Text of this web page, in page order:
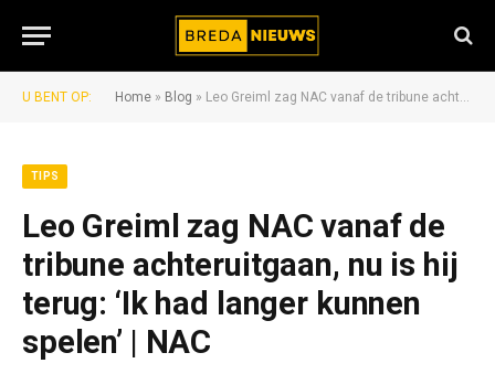
U BENT OP: Home » Blog » Leo Greiml zag NAC vanaf de tribune achteruitgaan, nu is hij terug: ‘Ik had langer kunnen spelen’ | NAC
TIPS
Leo Greiml zag NAC vanaf de
tribune achteruitgaan, nu is hij
terug: ‘Ik had langer kunnen
spelen’ | NAC